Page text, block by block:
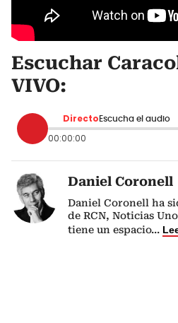
Escuchar
VIVO:
Directo Escucha el audio
00:00:00
Daniel Coronell
Daniel Coronell ha
de RCN, Noticias
tiene un espacio...